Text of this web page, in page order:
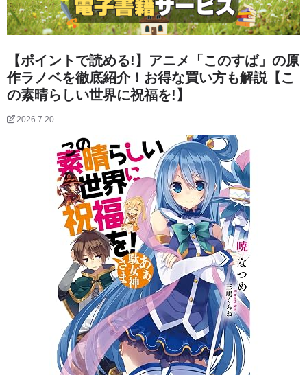
【ポイントで読める!】アニメ「このすば」の原
作ラノベを徹底紹介！お得な買い方も解説【こ
の素晴らしい世界に祝福を!】
2026.7.20